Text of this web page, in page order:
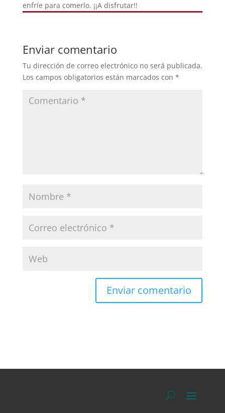
enfríe para comerlo. ¡¡A disfrutar!!
Enviar comentario
Tu dirección de correo electrónico no será publicada.
Los campos obligatorios están marcados con *